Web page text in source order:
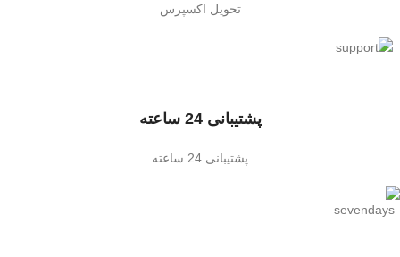
تحویل اکسپرس
پشتیبانی 24 ساعته
پشتیبانی 24 ساعته